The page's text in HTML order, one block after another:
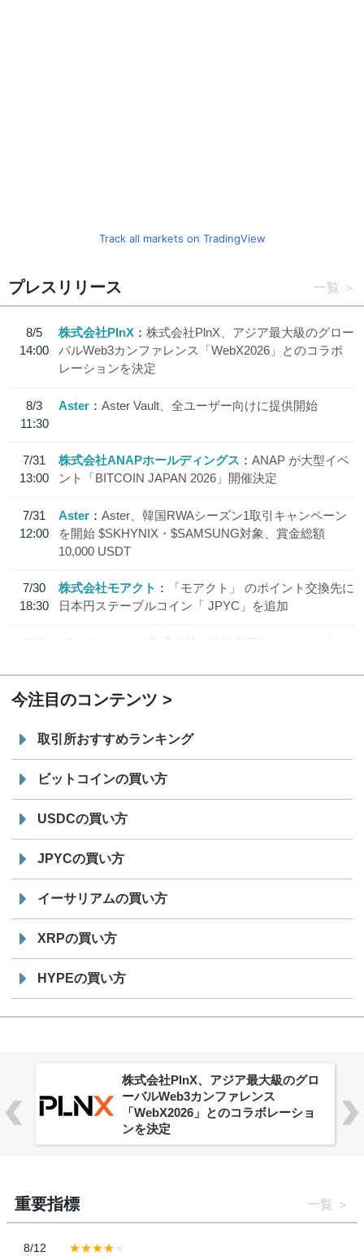
Track all markets on TradingView
プレスリリース 一覧
8/5
14:00
株式会社PlnX
株式会社PlnX、アジア最大級のグロー
バルWeb3カンファレンス「WebX2026」とのコラボ
レーションを決定
8/3
11:30
Aster Aster Vault、全ユーザー向けに提供開始
7/31
13:00
株式会社ANAPホールディングス
ANAP が大型イベ
ント「BITCOIN JAPAN 2026」開催決定
7/31
12:00
Aster
Aster、韓国RWAシーズン1取引キャンペーン
を開始 $SKHYNIX・$SAMSUNG対象、賞金総額
10,000 USDT
7/30
18:30
株式会社モアクト
「モアクト」 のポイント交換先に
日本円ステーブルコイン「 JPYC」を追加
7/29
SBI VCトレード株式会社
信託型円建てステーブル
今注目のコンテンツ
取引所おすすめランキング
ビットコインの買い方
USDCの買い方
JPYCの買い方
イーサリアムの買い方
XRPの買い方
HYPEの買い方
株式会社PlnX、アジア最大級のグロ
ーバルWeb3カンファレンス
「WebX2026」とのコラボレーショ
ンを決定
重要指標 一覧
8/12